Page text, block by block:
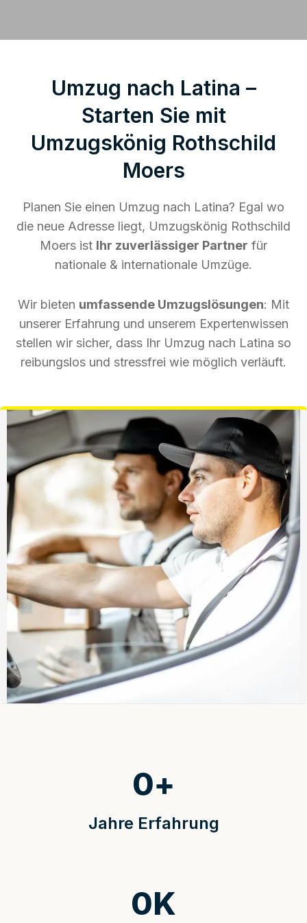
Umzug nach Latina –
Starten Sie mit
Umzugskönig Rothschild
Moers
Planen Sie einen Umzug nach Latina? Egal wo
die neue Adresse liegt, Umzugskönig Rothschild
Moers ist Ihr zuverlässiger Partner für
nationale & internationale Umzüge.
Wir bieten umfassende Umzugslösungen: Mit
unserer Erfahrung und unserem Expertenwissen
stellen wir sicher, dass Ihr Umzug nach Latina so
reibungslos und stressfrei wie möglich verläuft.
Jahre Erfahrung
0+
0K